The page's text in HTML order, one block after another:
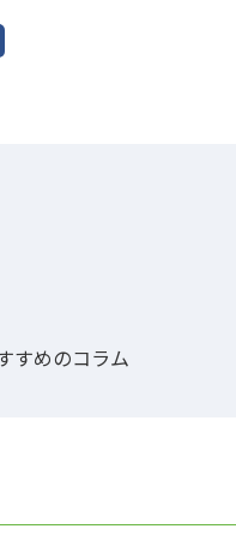
すめのコラム